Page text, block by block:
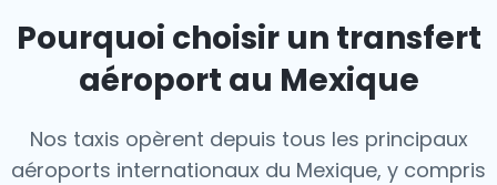
Pourquoi choisir un transfert
aéroport au Mexique
Nos taxis opèrent depuis tous les principaux
aéroports internationaux du Mexique, y compris